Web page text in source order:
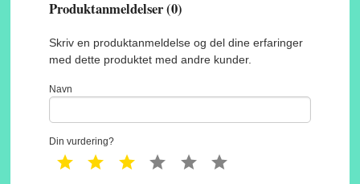
Produktanmeldelser (0)
Skriv en produktanmeldelse og del dine erfaringer
med dette produktet med andre kunder.
Navn
Din vurdering?
1 star 2 star 3 star 4 star 5 star